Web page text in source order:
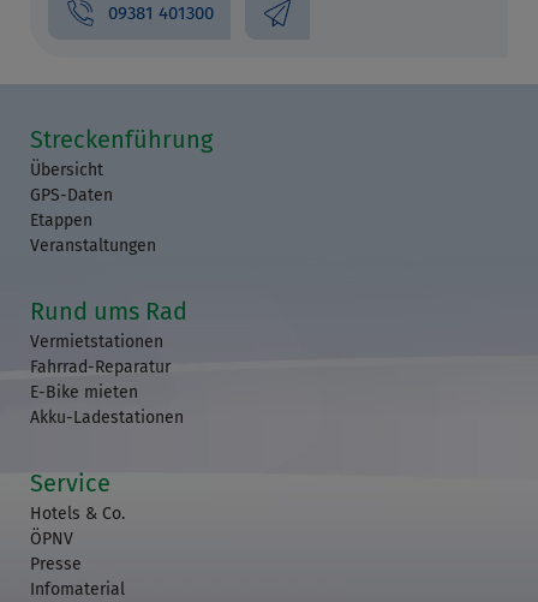
09381 401300
Streckenführung
Übersicht
GPS-Daten
Etappen
Veranstaltungen
Rund ums Rad
Vermietstationen
Fahrrad-Reparatur
E-Bike mieten
Akku-Ladestationen
Service
Hotels & Co.
ÖPNV
Presse
Infomaterial